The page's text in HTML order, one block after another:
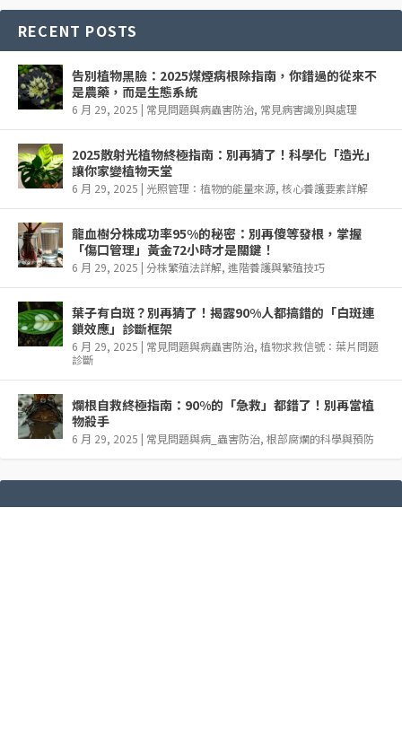
RECENT POSTS
告別植物黑臉：2025煤煙病根除指南，你錯過的從來不
是農藥，而是生態系統
6 月 29, 2025 | 常見問題與病蟲害防治, 常見病害識別與處理
2025散射光植物終極指南：別再猜了！科學化「造光」
讓你家變植物天堂
6 月 29, 2025 | 光照管理：植物的能量來源, 核心養護要素詳解
龍血樹分株成功率95%的秘密：別再傻等發根，掌握
「傷口管理」黃金72小時才是關鍵！
6 月 29, 2025 | 分株繁殖法詳解, 進階養護與繁殖技巧
葉子有白斑？別再猜了！揭露90%人都搞錯的「白斑連
鎖效應」診斷框架
6 月 29, 2025 | 常見問題與病蟲害防治, 植物求救信號：葉片問題
診斷
爛根自救終極指南：90%的「急救」都錯了！別再當植
物殺手
6 月 29, 2025 | 常見問題與病_蟲害防治, 根部腐爛的科學與預防